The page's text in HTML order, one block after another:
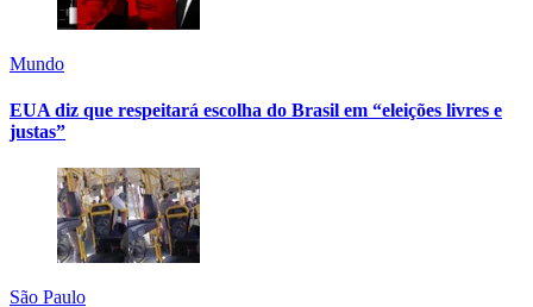
Mundo
EUA diz que respeitará escolha do Brasil em “eleições livres e
justas”
São Paulo